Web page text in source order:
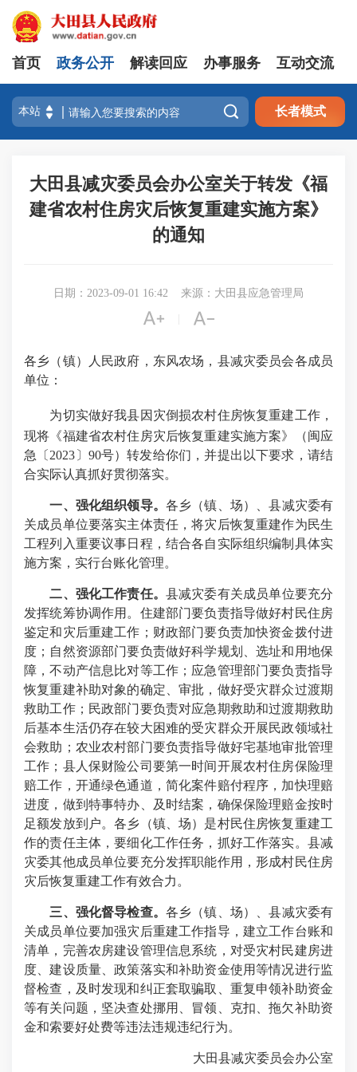
首页 政务公开 解读回应 办事服务 互动交流
 长者模式
大田县减灾委员会办公室关于转发《福
建省农村住房灾后恢复重建实施方案》
的通知
日期：2023-09-01 16:42 来源：大田县应急管理局
 
各乡（镇）人民政府，东风农场，县减灾委员会各成员
单位：
为切实做好我县因灾倒损农村住房恢复重建工作，
现将《福建省农村住房灾后恢复重建实施方案》（闽应
急〔2023〕90号）转发给你们，并提出以下要求，请结
合实际认真抓好贯彻落实。
一、强化组织领导。 各乡（镇、场）、县减灾委有
关成员单位要落实主体责任，将灾后恢复重建作为民生
工程列入重要议事日程，结合各自实际组织编制具体实
施方案，实行台账化管理。
二、强化工作责任。 县减灾委有关成员单位要充分
发挥统筹协调作用。住建部门要负责指导做好村民住房
鉴定和灾后重建工作；财政部门要负责加快资金拨付进
度；自然资源部门要负责做好科学规划、选址和用地保
障，不动产信息比对等工作；应急管理部门要负责指导
恢复重建补助对象的确定、审批，做好受灾群众过渡期
救助工作；民政部门要负责对应急期救助和过渡期救助
后基本生活仍存在较大困难的受灾群众开展民政领域社
会救助；农业农村部门要负责指导做好宅基地审批管理
工作；县人保财险公司要第一时间开展农村住房保险理
赔工作，开通绿色通道，简化案件赔付程序，加快理赔
进度，做到特事特办、及时结案，确保保险理赔金按时
足额发放到户。各乡（镇、场）是村民住房恢复重建工
作的责任主体，要细化工作任务，抓好工作落实。县减
灾委其他成员单位要充分发挥职能作用，形成村民住房
灾后恢复重建工作有效合力。
三、强化督导检查。 各乡（镇、场）、县减灾委有
关成员单位要加强灾后重建工作指导，建立工作台账和
清单，完善农房建设管理信息系统，对受灾村民建房进
度、建设质量、政策落实和补助资金使用等情况进行监
督检查，及时发现和纠正套取骗取、重复申领补助资金
等有关问题，坚决查处挪用、冒领、克扣、拖欠补助资
金和索要好处费等违法违规违纪行为。
大田县减灾委员会办公室